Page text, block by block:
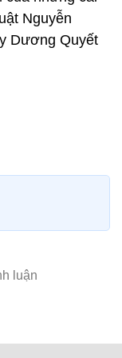
Nguyễn
Dương Quyết